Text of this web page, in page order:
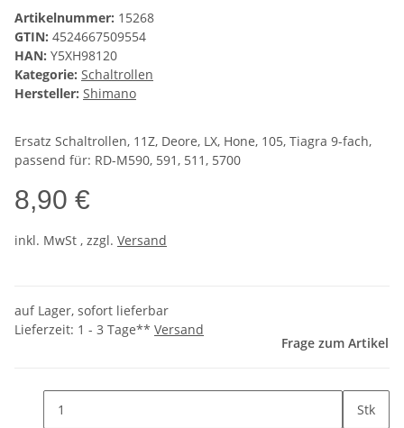
Artikelnummer: 15268
GTIN: 4524667509554
HAN: Y5XH98120
Kategorie: Schaltrollen
Hersteller: Shimano
Ersatz Schaltrollen, 11Z, Deore, LX, Hone, 105, Tiagra 9-fach,
passend für: RD-M590, 591, 511, 5700
8,90 €
inkl. MwSt , zzgl. Versand
auf Lager, sofort lieferbar
Lieferzeit: 1 - 3 Tage** Versand
Frage zum Artikel
Stk